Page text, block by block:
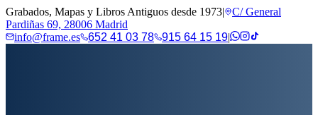
Grabados, Mapas y Libros Antiguos desde 1973|
C/ General
Pardiñas 69, 28006 Madrid
info@frame.es
652 41 03 78 915 64 15 19|